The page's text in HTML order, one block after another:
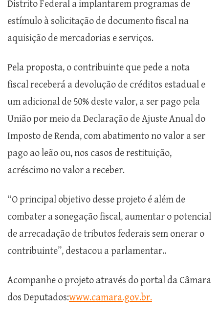
Distrito Federal a implantarem programas de
estímulo à solicitação de documento fiscal na
aquisição de mercadorias e serviços.
Pela proposta, o contribuinte que pede a nota
fiscal receberá a devolução de créditos estadual e
um adicional de 50% deste valor, a ser pago pela
União por meio da Declaração de Ajuste Anual do
Imposto de Renda, com abatimento no valor a ser
pago ao leão ou, nos casos de restituição,
acréscimo no valor a receber.
“O principal objetivo desse projeto é além de
combater a sonegação fiscal, aumentar o potencial
de arrecadação de tributos federais sem onerar o
contribuinte”, destacou a parlamentar..
Acompanhe o projeto através do portal da Câmara
dos Deputados:www.camara.gov.br.